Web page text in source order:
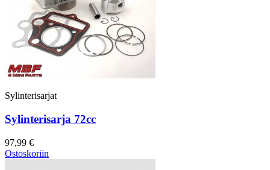
Sylinterisarjat
Sylinterisarja 72cc
97,99 €
Ostoskoriin